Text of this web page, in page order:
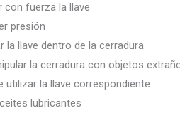
con fuerza la llave
presión
la llave dentro de la cerradura
la cerradura con objetos
utilizar la llave correspondiente
lubricantes